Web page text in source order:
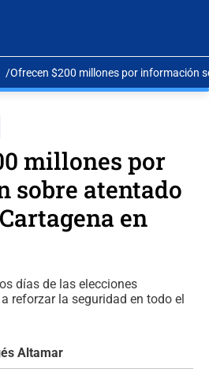
Ofrecen $200 millones por información
millones por
sobre atentado
en
días de las elecciones
reforzar la seguridad en todo el
Altamar